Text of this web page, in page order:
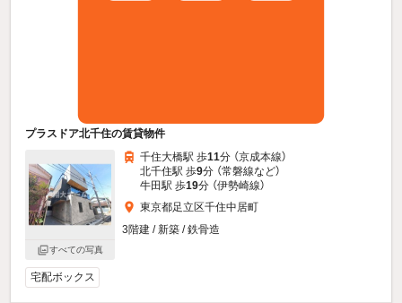
プラスドア北千住の賃貸物件
すべての写真
千住大橋駅 歩11分 （京成本線）
北千住駅 歩9分 （常磐線など）
牛田駅 歩19分 （伊勢崎線）
東京都足立区千住中居町
3階建 / 新築 / 鉄骨造
宅配ボックス